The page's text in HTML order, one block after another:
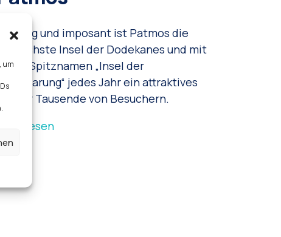
um
Auffällig und imposant ist Patmos die
nördlichste Insel der Dodekanes und mit
Spitznamen „Insel der
jedes Jahr ein attraktives
Ziel für Tausende von Besuchern.
Mehr lesen